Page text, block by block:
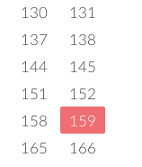
130
131
137
138
144
145
151
152
158
159
165
166